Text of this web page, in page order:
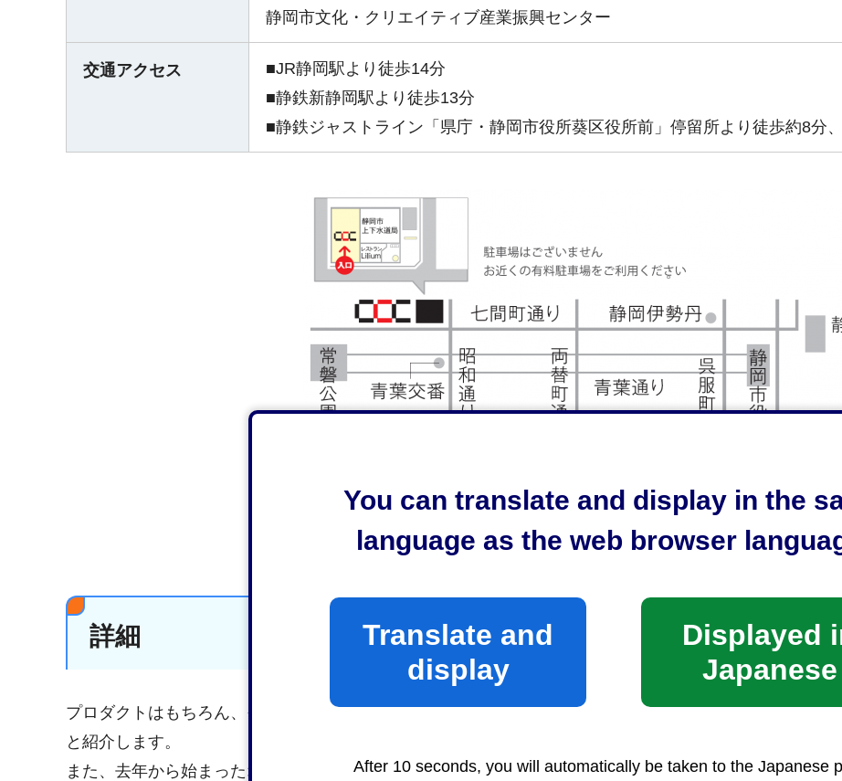
You can translate and display in the
language as the web browser
Translate and
display
Displayed
Japanese
After 10 seconds, you will automatically be taken to the Japanese
静岡市文化・クリエイティブ産業振興センター
交通アクセス
■JR静岡駅より徒歩14分
■静鉄新静岡駅より徒歩13分
■静鉄ジャストライン「県庁・静岡市役所葵区役所前」停留所より徒歩約8分
詳細
プロダクトはもちろん、その工場の魅力も知っていただくために製造現場で働く人や開発ストーリーに
と紹介します。
また、去年から始まったオープンファクトリーイベント「静岡工場博覧会 ファクハク」とも連動する